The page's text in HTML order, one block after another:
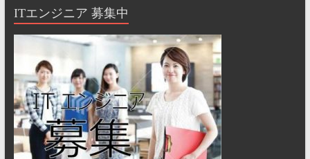
ITエンジニア 募集中